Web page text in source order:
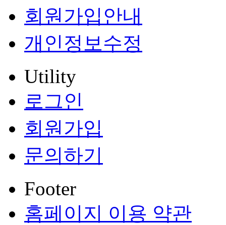
회원가입안내
개인정보수정
Utility
로그인
회원가입
문의하기
Footer
홈페이지 이용 약관